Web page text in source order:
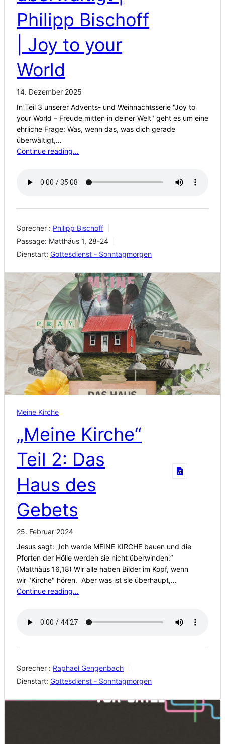
Philipp Bischoff
| Joy to your
World
14. Dezember 2025
In Teil 3 unserer Advents- und Weihnachtsserie "Joy to
your World – Freude mitten in deiner Welt" geht es um eine
ehrliche Frage: Was, wenn das, was dich gerade
überwältigt,…
Continue reading...
Sprecher : Philipp Bischoff
Passage: Matthäus 1, 28-24
Dienstart: Gottesdienst - Sonntagmorgen
Meine Kirche
„Meine Kirche“
Teil 2: Das
Haus des
Gebets
25. Februar 2024
Jesus sagt: „Ich werde MEINE KIRCHE bauen und die
Pforten der Hölle werden sie nicht überwinden.“
(Matthäus 16,18) Wir alle haben Bilder im Kopf, wenn
wir "Kirche" hören. Aber was ist sie überhaupt,…
Continue reading...
Sprecher : Raphael Gengenbach
Dienstart: Gottesdienst - Sonntagmorgen